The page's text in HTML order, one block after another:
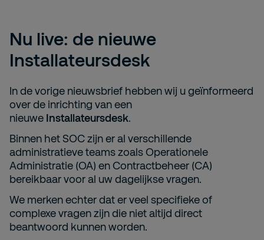
Nu live: de nieuwe
Installateursdesk
In de vorige nieuwsbrief hebben wij u geïnformeerd
over de inrichting van een
nieuwe Installateursdesk.
Binnen het SOC zijn er al verschillende
administratieve teams zoals Operationele
Administratie (OA) en Contractbeheer (CA)
bereikbaar voor al uw dagelijkse vragen.
We merken echter dat er veel specifieke of
complexe vragen zijn die niet altijd direct
beantwoord kunnen worden.